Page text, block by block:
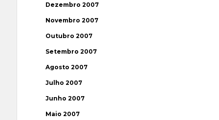
Dezembro 2007
Novembro 2007
Outubro 2007
Setembro 2007
Agosto 2007
Julho 2007
Junho 2007
Maio 2007